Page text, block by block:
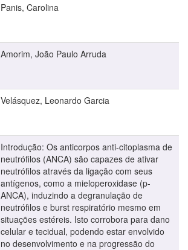
Panis, Carolina
Amorim, João Paulo Arruda
Velásquez, Leonardo Garcia
Introdução: Os anticorpos anti-citoplasma de
neutrófilos (ANCA) são capazes de ativar
neutrófilos através da ligação com seus
antígenos, como a mieloperoxidase (p-
ANCA), induzindo a degranulação de
neutrófilos e burst respiratório mesmo em
situações estéreis. Isto corrobora para dano
celular e tecidual, podendo estar envolvido
no desenvolvimento e na progressão do